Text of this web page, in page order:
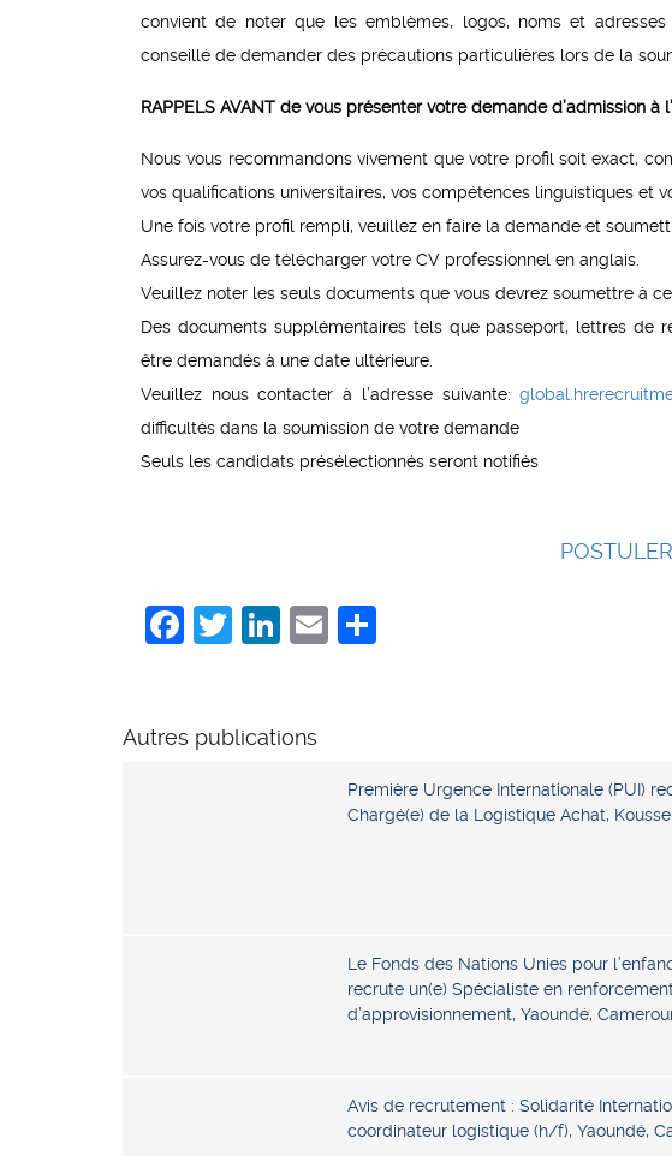
convient de noter que les emblèmes, logos, noms et
conseillé de demander des précautions particulières lors de la
RAPPELS AVANT de vous présenter votre demande d’admission à
Nous vous recommandons vivement que votre profil soit exact,
vos qualifications universitaires, vos compétences linguistiques et
Une fois votre profil rempli, veuillez en faire la demande et
Assurez-vous de télécharger votre CV professionnel en anglais.
Veuillez noter les seuls documents que vous devrez soumettre à
Des documents supplémentaires tels que passeport, lettres de
être demandés à une date ultérieure.
Veuillez nous contacter à l’adresse suivante:
difficultés dans la soumission de votre demande
Seuls les candidats présélectionnés seront notifiés
Facebook
Twitter
LinkedIn
Email
Autres publications
Première Urgence Internationale (PUI)
Chargé(e) de la Logistique Achat,
Le Fonds des Nations Unies pour
recrute un(e) Spécialiste en
d’approvisionnement, Yaoundé,
Avis de recrutement : Solidarité
coordinateur logistique (h/f), Yaoundé,